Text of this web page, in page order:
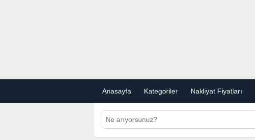
Anasayfa Kategoriler Nakliyat Fiyatları